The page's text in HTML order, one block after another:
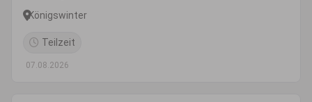
Königswinter
Teilzeit
07.08.2026